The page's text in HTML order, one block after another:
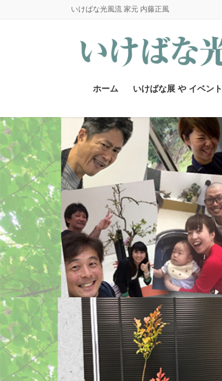
ッ
プ
移
動
いけばな光風流 家元 内藤正風
ホーム いけばな展 や イベント